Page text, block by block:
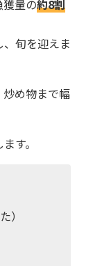
量の約8割
旬を迎えま
め物まで幅
す。
）